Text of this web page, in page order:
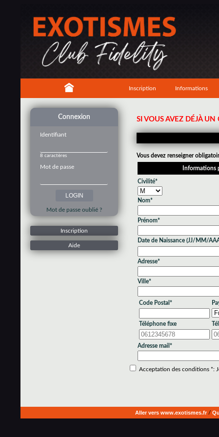
Inscription Informations
Connexion
Identifiant
8 caractères
Mot de passe
Mot de passe oublié ?
Inscription
Aide
SI VOUS AVEZ DÉJÀ
Vous devez renseigner
Informations
Civilité*
Nom*
Prénom*
Date de Naissance (JJ/MM/
Adresse*
Ville*
Code Postal*
Téléphone fixe
Adresse mail*
Acceptation des conditions *:
Aller vers www.exotismes.fr/